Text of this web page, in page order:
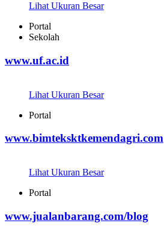
Lihat Ukuran Besar
Portal
Sekolah
www.uf.ac.id
Lihat Ukuran Besar
Portal
www.bimteksktkemendagri.com
Lihat Ukuran Besar
Portal
www.jualanbarang.com/blog